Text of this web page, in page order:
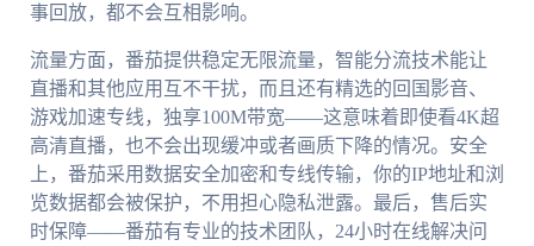
事回放，都不会互相影响。
流量方面，番茄提供稳定无限流量，智能分流技术能让
直播和其他应用互不干扰，而且还有精选的回国影音、
游戏加速专线，独享100M带宽——这意味着即使看4K超
高清直播，也不会出现缓冲或者画质下降的情况。安全
上，番茄采用数据安全加密和专线传输，你的IP地址和浏
览数据都会被保护，不用担心隐私泄露。最后，售后实
时保障——番茄有专业的技术团队，24小时在线解决问